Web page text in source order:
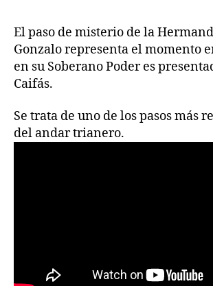
El paso de misterio de la
Gonzalo representa el momento
en su Soberano Poder es
Caifás.
Se trata de uno de los pasos más
del andar trianero.